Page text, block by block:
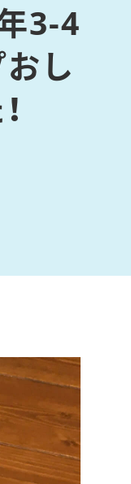
3-4
し